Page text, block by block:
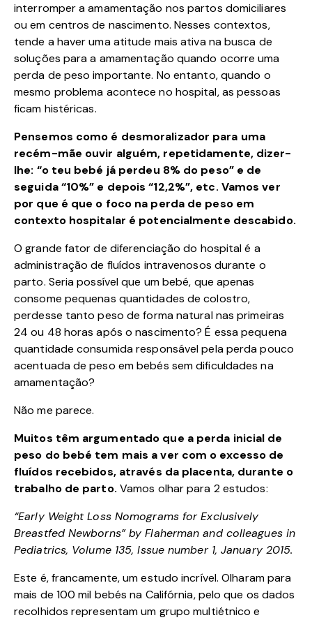
interromper a amamentação nos partos domiciliares
ou em centros de nascimento. Nesses contextos,
tende a haver uma atitude mais ativa na busca de
soluções para a amamentação quando ocorre uma
perda de peso importante. No entanto, quando o
mesmo problema acontece no hospital, as pessoas
ficam histéricas.
Pensemos como é desmoralizador para uma
recém-mãe ouvir alguém, repetidamente, dizer-
lhe: “o teu bebé já perdeu 8% do peso” e de
seguida “10%” e depois “12,2%”, etc. Vamos ver
por que é que o foco na perda de peso em
contexto hospitalar é potencialmente descabido.
O grande fator de diferenciação do hospital é a
administração de fluídos intravenosos durante o
parto. Seria possível que um bebé, que apenas
consome pequenas quantidades de colostro,
perdesse tanto peso de forma natural nas primeiras
24 ou 48 horas após o nascimento? É essa pequena
quantidade consumida responsável pela perda pouco
acentuada de peso em bebés sem dificuldades na
amamentação?
Não me parece.
Muitos têm argumentado que a perda inicial de
peso do bebé tem mais a ver com o excesso de
fluídos recebidos, através da placenta, durante o
trabalho de parto. Vamos olhar para 2 estudos:
“Early Weight Loss Nomograms for Exclusively
Breastfed Newborns” by Flaherman and colleagues in
Pediatrics, Volume 135, Issue number 1, January 2015.
Este é, francamente, um estudo incrível. Olharam para
mais de 100 mil bebés na Califórnia, pelo que os dados
recolhidos representam um grupo multiétnico e